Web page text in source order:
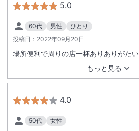
5.0
60代 男性
ひとり
投稿日： 2022年09月20日
もっと見る
場所便利で周りの店一杯ありありがたい
4.0
50代
女性